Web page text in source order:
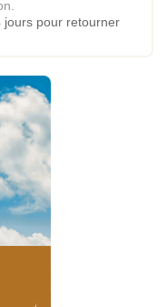
jours pour retourner